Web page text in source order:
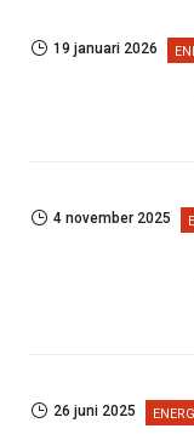
19 januari 2026
4 november 2025
26 juni 2025